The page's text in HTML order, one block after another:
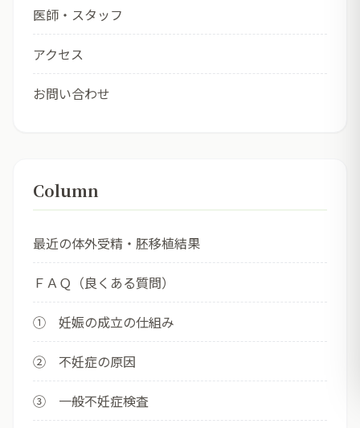
医師・スタッフ
アクセス
お問い合わせ
Column
最近の体外受精・胚移植結果
ＦＡＱ（良くある質問）
① 妊娠の成立の仕組み
② 不妊症の原因
③ 一般不妊症検査